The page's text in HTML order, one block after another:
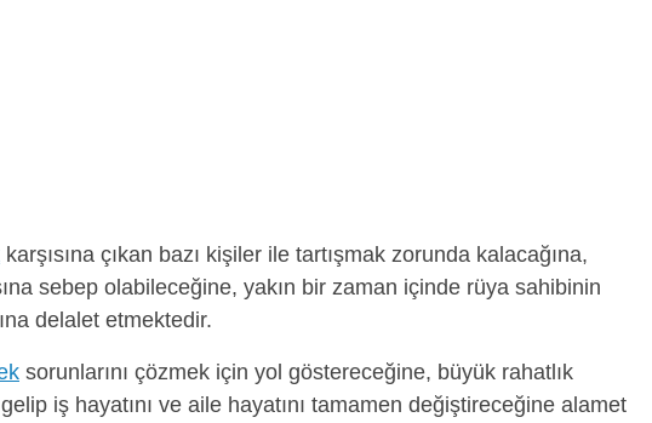
karşısına çıkan bazı kişiler ile tartışmak zorunda kalacağına,
sebep olabileceğine, yakın bir zaman içinde rüya sahibinin
delalet etmektedir.
sorunlarını çözmek için yol göstereceğine, büyük rahatlık
iş hayatını ve aile hayatını tamamen değiştireceğine alamet